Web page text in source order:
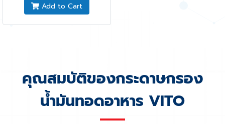
Add to Cart
คุณสมบัติของกระดาษกรอง
น้ำมันทอดอาหาร VITO